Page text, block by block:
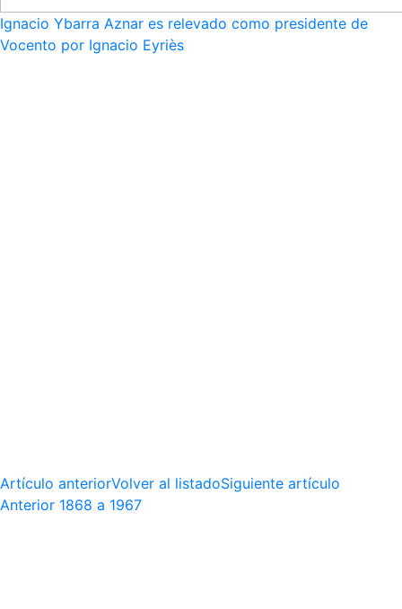
Ignacio Ybarra Aznar es relevado como presidente de
Vocento por Ignacio Eyriès
Artículo anteriorVolver al listadoSiguiente artículo
Anterior 1868 a 1967